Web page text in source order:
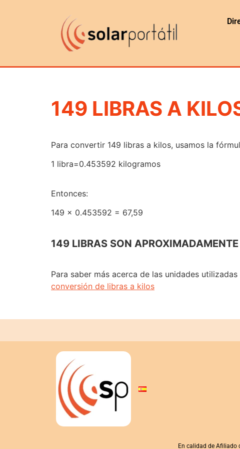
149 LIBRAS A
Para convertir 149 libras a kilos, usamos la
1 libra=0.453592 kilogramos
Entonces:
149 x 0.453592 = 67,59
149 LIBRAS SON
Para saber más acerca de las unidades
conversión de libras a kilos
En calidad de Afiliado